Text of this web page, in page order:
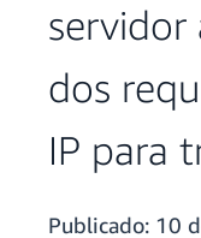
servidor
dos
IP para
Publicado: 10